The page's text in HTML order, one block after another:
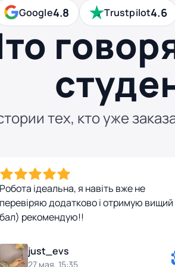
Google4.8 Trustpilot4.6
тех, кто уже
Робота ідеальна, я навіть вже не
перевіряю додатково і отримую вищий
бал) рекомендую!!
just_evs
27 мая, 15:35